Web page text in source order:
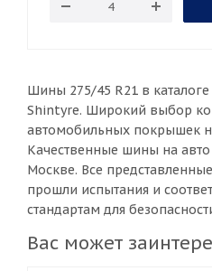
Шины 275/45 R21 в
Shintyre. Широкий выбор
автомобильных покрышек
Качественные шины на
Москве. Все
прошли испытания и
стандартам для
Вас может